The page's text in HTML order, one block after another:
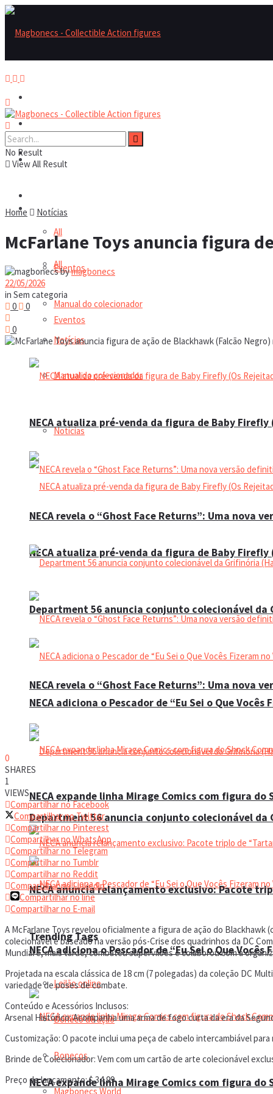
Reviews
Notícias
All
Eventos
Manual do colecionador
Notícias
NECA atualiza pré-venda da figura de Baby Firefly
NECA revela o “Ghost Face Returns”: Uma nova
Department 56 anuncia conjunto colecionável
NECA adiciona o Pescador de “Eu Sei o Que
NECA expande linha Mirage Comics com figura
Reviews
All
Eventos
Manual do colecionador
Notícias
NECA atualiza pré-venda da figura de Baby Firefly
NECA revela o “Ghost Face Returns”: Uma nova
Department 56 anuncia conjunto colecionável
NECA adiciona o Pescador de “Eu Sei o Que
NECA expande linha Mirage Comics com figura
NECA anuncia relançamento exclusivo: Pacote
Trending Tags
Leilão online
Boneco de ação
Bonecos
Magbonecs World
No Result
View All Result
Home Notícias
McFarlane Toys anuncia figura
bymagbonecs
22/05/2026
in Sem categoria
0
0
0
0
SHARES
1
VIEWS
Compartilhar no Facebook
Compartilhar no Twitter
Compartilhar no Pinterest
Compartilhar no WhatsApp
Compartilhar no Telegram
Compartilhar no Tumblr
Compartilhar no Reddit
Compartilhar no Linkedin
Compartilhar no line
Compartilhar no E-mail
A McFarlane Toys revelou oficialmente a figura de ação do Blackhawk
colecionável é baseado na versão pós-Crise dos quadrinhos da DC
Mundial e, mais tarde, combateu supervilões e colaborou com a
Projetada na escala clássica de 18 cm (7 polegadas) da coleção DC
variedade de poses de combate.
Conteúdo e Acessórios Inclusos:
Arsenal Histórico: Acompanha uma arma de fogo curta da era da
Customização: O pacote inclui uma peça de cabelo intercambiável
Brinde de Colecionador: Vem com um cartão de arte colecionável
Preço de lançamento: $ 34,99